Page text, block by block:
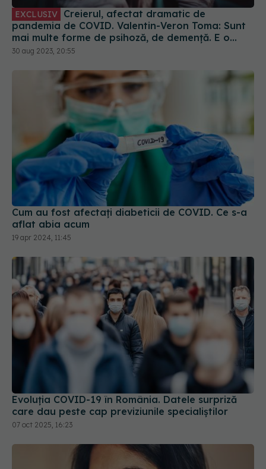
mai multe forme de psihoză, de demență. E o
accelerare a unor fenomene care păreau să fie
într-un ritm mai lent
30 aug 2023, 20:55
Cum au fost afectați diabeticii de COVID. Ce s-a
aflat abia acum
19 apr 2024, 11:45
Evoluția COVID-19 în România. Datele surpriză
care dau peste cap previziunile specialiștilor
07 oct 2025, 16:23